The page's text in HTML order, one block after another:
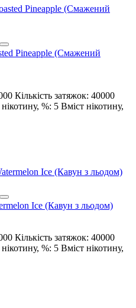
Pineapple (Смажений
Кількість затяжок: 40000
%: 5 Вміст нікотину,
Ice (Кавун з льодом)
Кількість затяжок: 40000
%: 5 Вміст нікотину,